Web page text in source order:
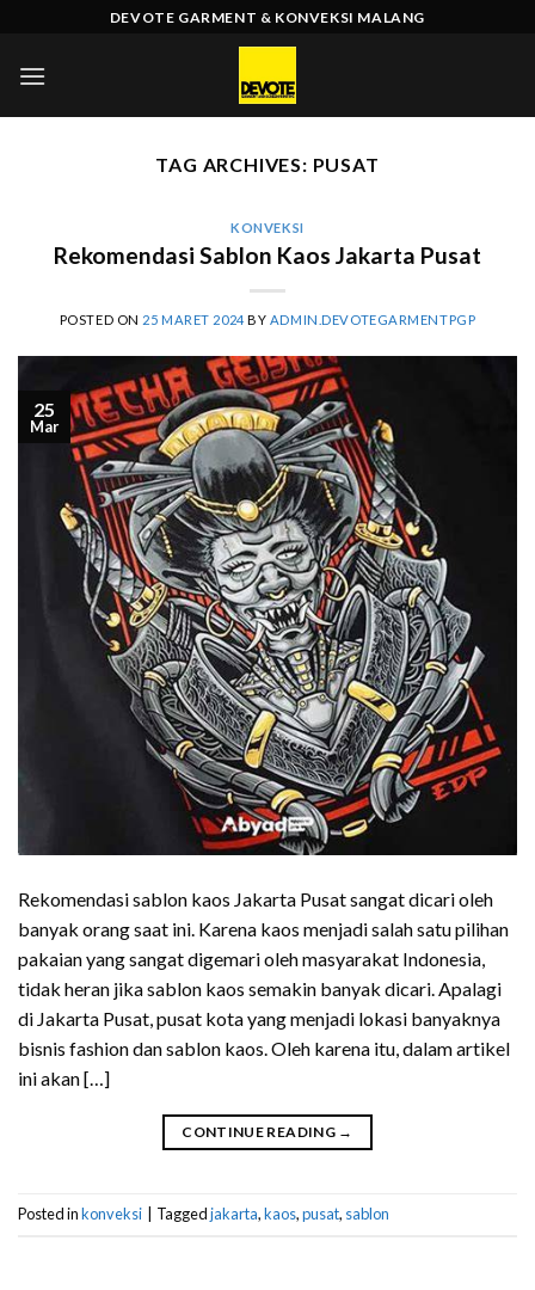
content
DEVOTE GARMENT & KONVEKSI MALANG
TAG ARCHIVES: PUSAT
KONVEKSI
Rekomendasi Sablon Kaos Jakarta Pusat
POSTED ON 25 MARET 2024 BY ADMIN.DEVOTEGARMENTPGP
25
Mar
Rekomendasi sablon kaos Jakarta Pusat sangat dicari oleh
banyak orang saat ini. Karena kaos menjadi salah satu pilihan
pakaian yang sangat digemari oleh masyarakat Indonesia,
tidak heran jika sablon kaos semakin banyak dicari. Apalagi
di Jakarta Pusat, pusat kota yang menjadi lokasi banyaknya
bisnis fashion dan sablon kaos. Oleh karena itu, dalam artikel
ini akan […]
CONTINUE READING →
Posted inkonveksi Taggedjakarta,kaos,pusat, sablon